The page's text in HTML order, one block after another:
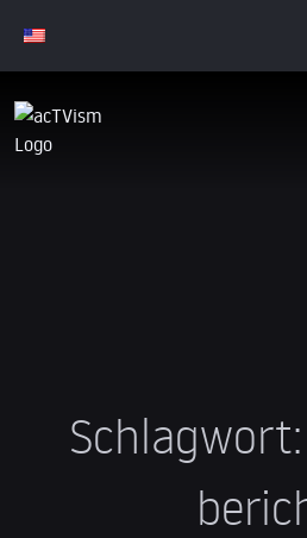
Schlagwort: